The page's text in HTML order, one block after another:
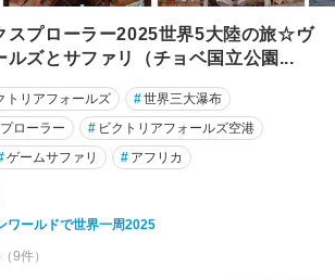
スプローラー2025世界5大陸の旅☆ヴ
ルズとサファリ（チョベ国立公園...
トリアフォールズ #世界三大瀑布
ローラー # ビクトリアフォールズ空港
ゲームサファリ # アフリカ
ワールドで世界一周2025
（9件）